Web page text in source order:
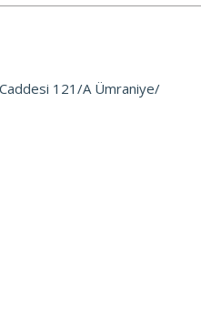
121/A Ümraniye/